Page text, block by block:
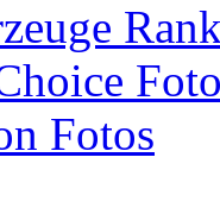
Fotos